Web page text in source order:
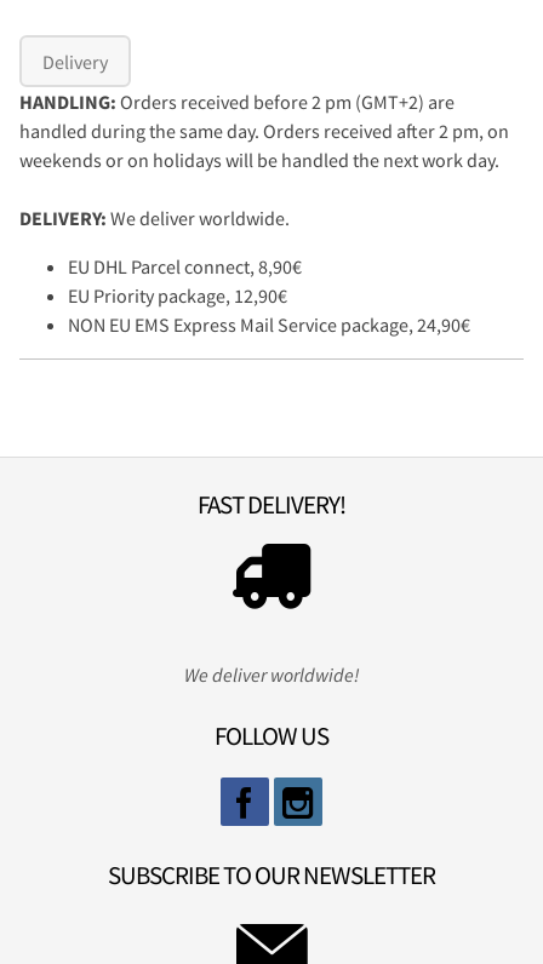
Delivery
HANDLING: Orders received before 2 pm (GMT+2) are
handled during the same day. Orders received after 2 pm, on
weekends or on holidays will be handled the next work day.
DELIVERY: We deliver worldwide.
EU DHL Parcel connect, 8,90€
EU Priority package, 12,90€
NON EU EMS Express Mail Service package, 24,90€
FAST DELIVERY!
We deliver worldwide!
FOLLOW US
SUBSCRIBE TO OUR NEWSLETTER